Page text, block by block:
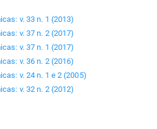
v. 33 n. 1 (2013)
v. 37 n. 2 (2017)
v. 37 n. 1 (2017)
v. 36 n. 2 (2016)
v. 24 n. 1 e 2 (2005)
v. 32 n. 2 (2012)